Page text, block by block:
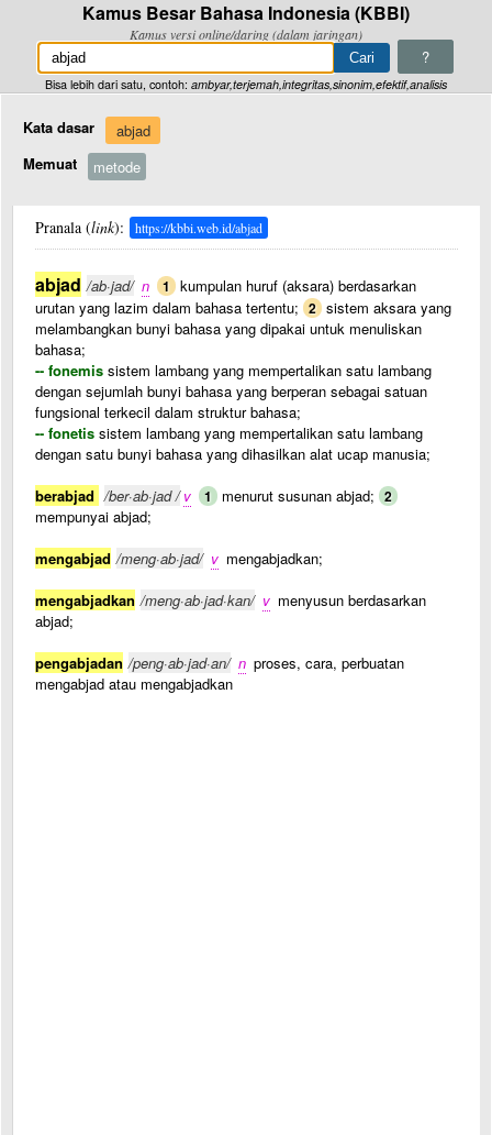
Kamus Besar Bahasa Indonesia (KBBI)
Kamus versi online/daring (dalam jaringan)
?
Bisa lebih dari satu, contoh: ambyar,terjemah,integritas,sinonim,efektif,analisis
Kata dasar
abjad
Memuat
metode
Pranala (link): https://kbbi.web.id/abjad
abjad /ab·jad/ n 1 kumpulan huruf (aksara) berdasarkan
urutan yang lazim dalam bahasa tertentu; 2 sistem aksara yang
melambangkan bunyi bahasa yang dipakai untuk menuliskan
bahasa;
-- fonemis sistem lambang yang mempertalikan satu lambang
dengan sejumlah bunyi bahasa yang berperan sebagai satuan
fungsional terkecil dalam struktur bahasa;
-- fonetis sistem lambang yang mempertalikan satu lambang
dengan satu bunyi bahasa yang dihasilkan alat ucap manusia;
berabjad /ber·ab·jad / v 1 menurut susunan abjad; 2
mempunyai abjad;
mengabjad /meng·ab·jad/ v mengabjadkan;
mengabjadkan /meng·ab·jad·kan/ v menyusun berdasarkan
abjad;
pengabjadan /peng·ab·jad·an/ n proses, cara, perbuatan
mengabjad atau mengabjadkan